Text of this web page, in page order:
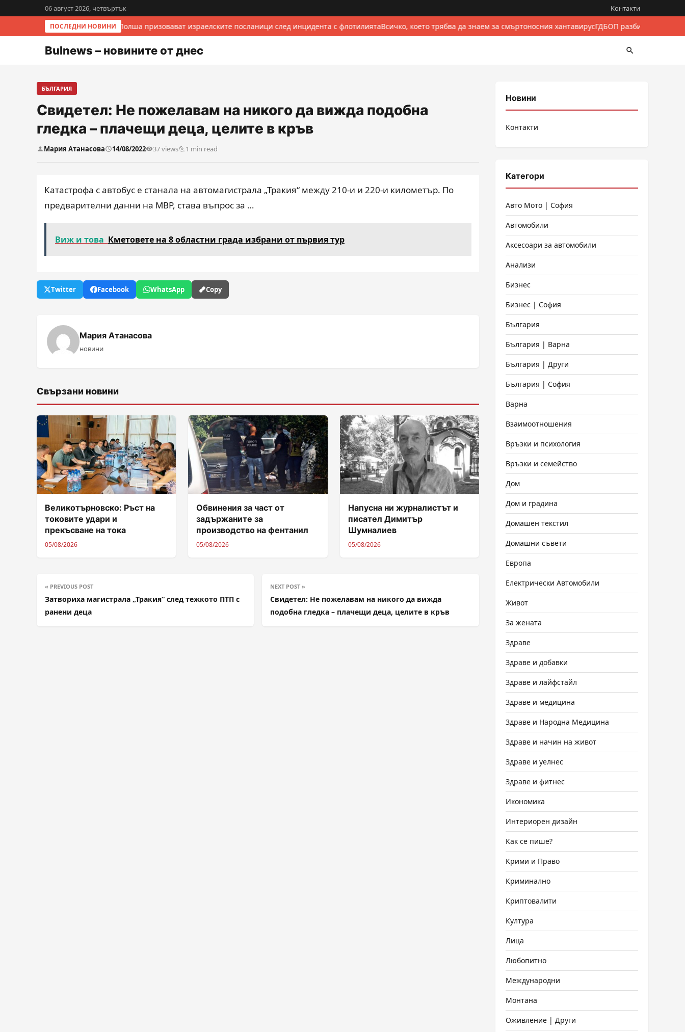
06 август 2026, четвъртък Контакти
ПОСЛЕДНИ НОВИНИ
Италия и Полша призовават израелските посланици след инцидента с флотилиятаВсичко, което трябва да знаем за смъртоносния хантавирусГДБОП разби
Bulnews – новините от днес
БЪЛГАРИЯ
Свидетел: Не пожелавам на никого да вижда подобна
гледка – плачещи деца, целите в кръв
Мария Атанасова 14/08/2022 37 views 1 min read
Катастрофа с автобус е станала на автомагистрала „Тракия“ между 210-и и 220-и километър. По
предварителни данни на МВР, става въпрос за …
Виж и това Кметовете на 8 областни града избрани от първия тур
Twitter Facebook WhatsApp Copy
Мария Атанасова
новини
Свързани новини
Великотърновско: Ръст на
токовите удари и
прекъсване на тока
05/08/2026
Обвинения за част от
задържаните за
производство на фентанил
05/08/2026
Напусна ни журналистът и
писател Димитър
Шумналиев
05/08/2026
« PREVIOUS POST
Затвориха магистрала „Тракия“ след тежкото ПТП с
ранени деца
NEXT POST »
Свидетел: Не пожелавам на никого да вижда
подобна гледка – плачещи деца, целите в кръв
Новини
Контакти
Категори
Авто Мото | София
Автомобили
Аксесоари за автомобили
Анализи
Бизнес
Бизнес | София
България
България | Варна
България | Други
България | София
Варна
Взаимоотношения
Връзки и психология
Връзки и семейство
Дом
Дом и градина
Домашен текстил
Домашни съвети
Европа
Електрически Автомобили
Живот
За жената
Здраве
Здраве и добавки
Здраве и лайфстайл
Здраве и медицина
Здраве и Народна Медицина
Здраве и начин на живот
Здраве и уелнес
Здраве и фитнес
Икономика
Интериорен дизайн
Как се пише?
Крими и Право
Криминално
Криптовалити
Култура
Лица
Любопитно
Международни
Монтана
Оживление | Други